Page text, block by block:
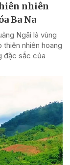
nhiên
Ba Na
Ngãi là vùng
nhiên hoang
đặc sắc của